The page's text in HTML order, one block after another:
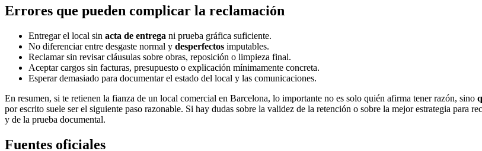
Errores que pueden complicar la reclamación
Entregar el local sin acta de entrega ni prueba gráfica suficiente.
No diferenciar entre desgaste normal y desperfectos imputables.
Reclamar sin revisar cláusulas sobre obras, reposición o limpieza final.
Aceptar cargos sin facturas, presupuesto o explicación mínimamente concreta.
Esperar demasiado para documentar el estado del local y las comunicaciones.
En resumen, si te retienen la fianza de un local comercial en Barcelona, lo importante no es solo quién afirma tener razón, sino
por escrito suele ser el siguiente paso razonable. Si hay dudas sobre la validez de la retención o sobre la mejor estrategia para
y de la prueba documental.
Fuentes oficiales